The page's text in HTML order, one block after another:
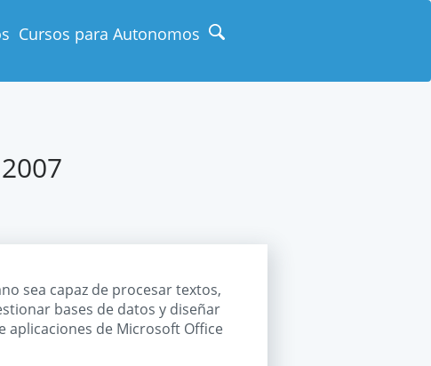
Cursos para Autonomos
sea capaz de procesar textos,
bases de datos y diseñar
aplicaciones de Microsoft Office